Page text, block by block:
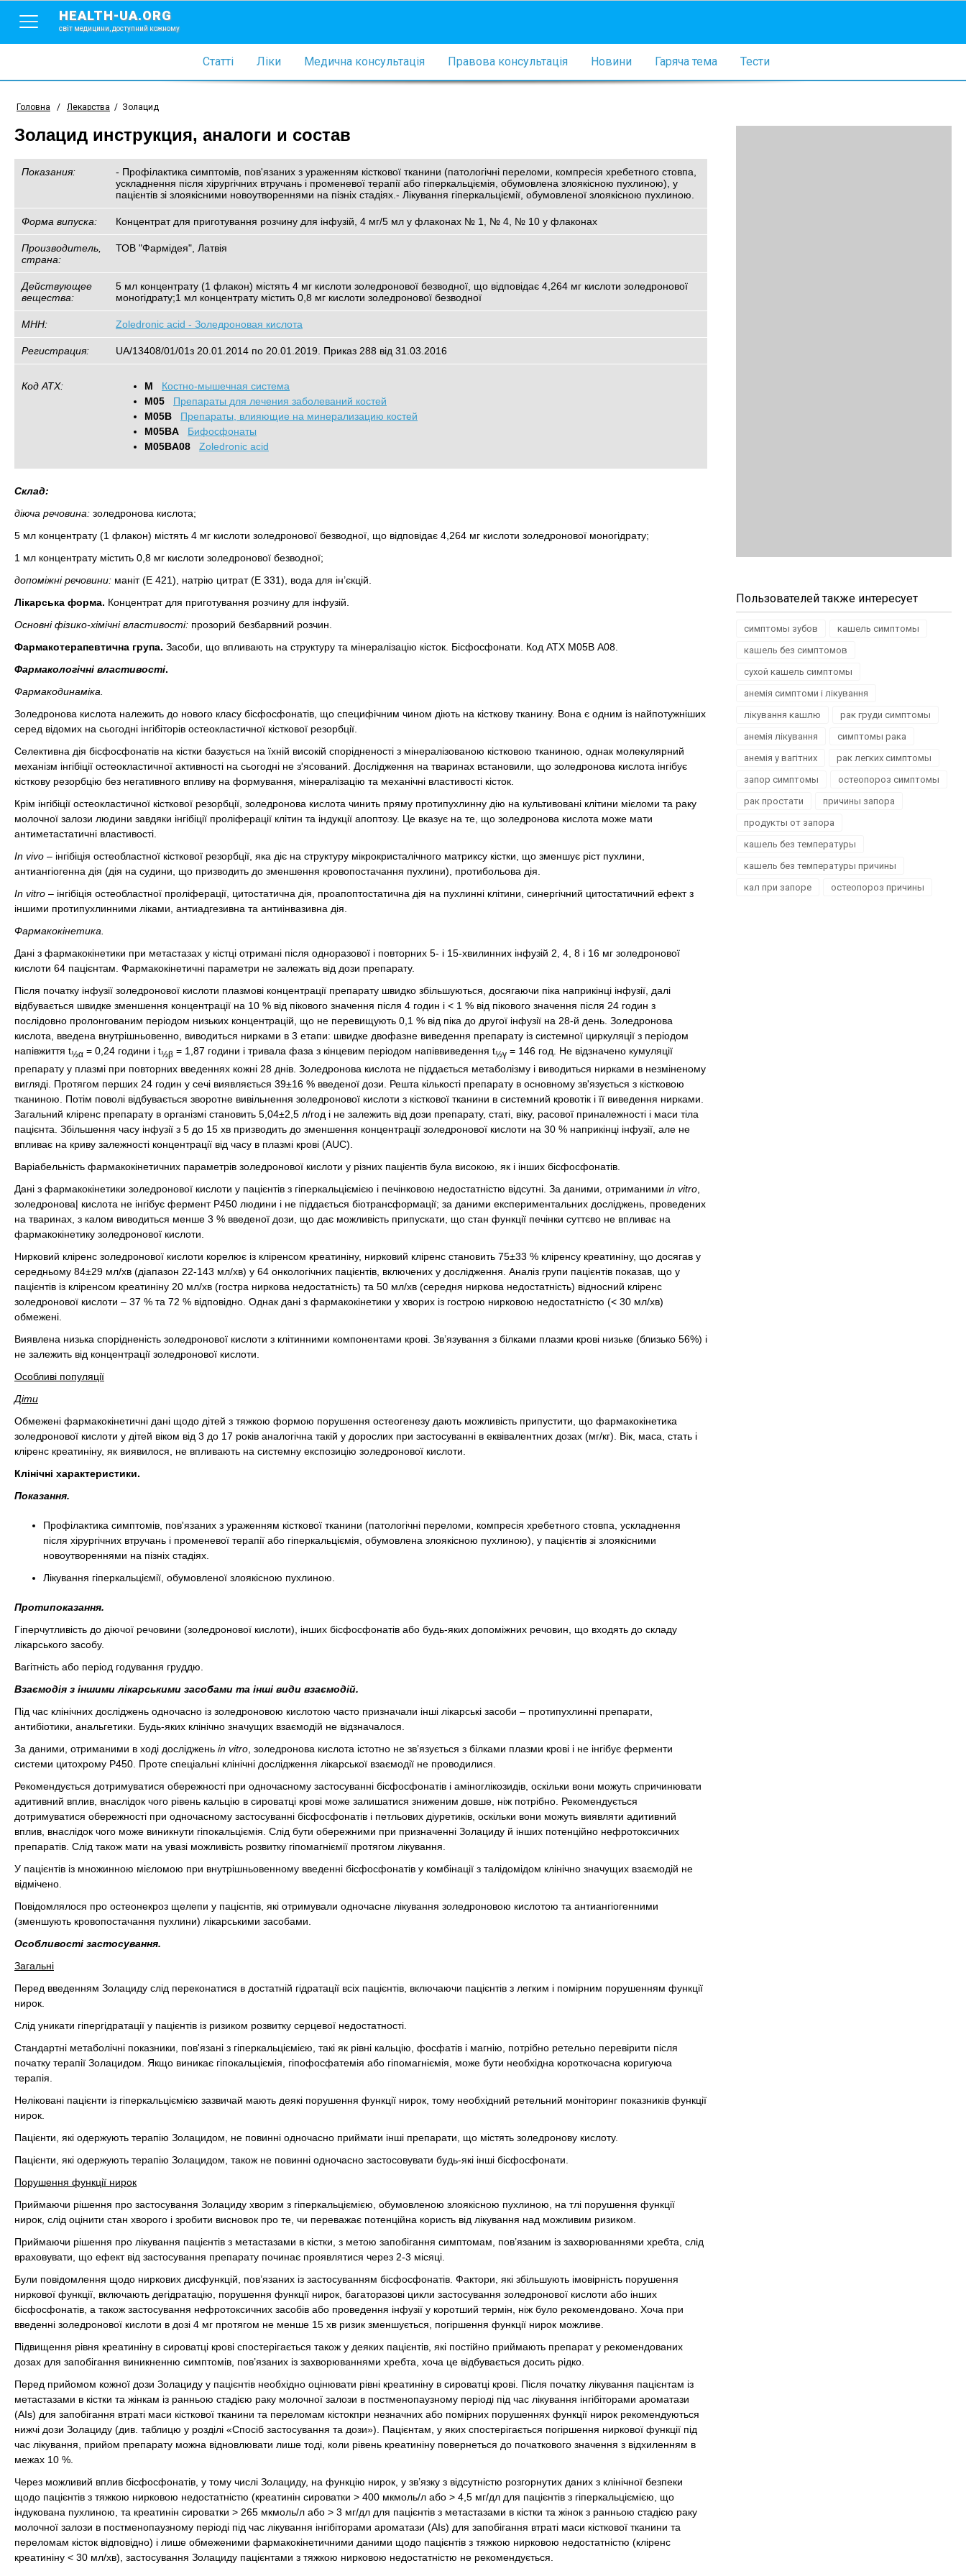
HEALTH-UA.ORG
світ медицини, доступний кожному
Статті Ліки Медична консультація Правова консультація Новини Гаряча тема Тести
Головна / Лекарства / Золацид
Золацид инструкция, аналоги и состав
Показания:
- Профілактика симптомів, пов'язаних з ураженням кісткової тканини (патологічні переломи, компресія хребетного стовпа,
ускладнення після хірургічних втручань і променевої терапії або гіперкальціємія, обумовлена злоякісною пухлиною), у
пацієнтів зі злоякісними новоутвореннями на пізніх стадіях.- Лікування гіперкальціємії, обумовленої злоякісною пухлиною.
Форма випуска: Концентрат для приготування розчину для інфузій, 4 мг/5 мл у флаконах № 1, № 4, № 10 у флаконах
Производитель,
страна:
ТОВ "Фармідея", Латвія
Действующее
вещества:
5 мл концентрату (1 флакон) містять 4 мг кислоти золедронової безводної, що відповідає 4,264 мг кислоти золедронової
моногідрату;1 мл концентрату містить 0,8 мг кислоти золедронової безводної
МНН: Zoledronic acid - Золедроновая кислота
Регистрация: UA/13408/01/01з 20.01.2014 по 20.01.2019. Приказ 288 від 31.03.2016
Код АТХ: M
Костно-мышечная система
M05
Препараты для лечения заболеваний костей
M05B
Препараты, влияющие на минерализацию костей
M05BA
Бифосфонаты
M05BA08
Zoledronic acid
Склад:
діюча речовина: золедронова кислота;
5 мл концентрату (1 флакон) містять 4 мг кислоти золедронової безводної, що відповідає 4,264 мг кислоти золедронової моногідрату;
1 мл концентрату містить 0,8 мг кислоти золедронової безводної;
допоміжні речовини: маніт (E 421), натрію цитрат (Е 331), вода для ін’єкцій.
Лікарська форма. Концентрат для приготування розчину для інфузій.
Основні фізико-хімічні властивості: прозорий безбарвний розчин.
Фармакотерапевтична група. Засоби, що впливають на структуру та мінералізацію кісток. Бісфосфонати. Код АТХ М05В А08.
Фармакологічні властивості.
Фармакодинаміка.
Золедронова кислота належить до нового класу бісфосфонатів, що специфічним чином діють на кісткову тканину. Вона є одним із найпотужніших
серед відомих на сьогодні інгібіторів остеокластичної кісткової резорбції.
Селективна дія бісфосфонатів на кістки базується на їхній високій спорідненості з мінералізованою кістковою тканиною, однак молекулярний
механізм інгібіції остеокластичної активності на сьогодні не з'ясований. Дослідження на тваринах встановили, що золедронова кислота інгібує
кісткову резорбцію без негативного впливу на формування, мінералізацію та механічні властивості кісток.
Крім інгібіції остеокластичної кісткової резорбції, золедронова кислота чинить пряму протипухлинну дію на культивовані клітини мієломи та раку
молочної залози людини завдяки інгібіції проліферації клітин та індукції апоптозу. Це вказує на те, що золедронова кислота може мати
антиметастатичні властивості.
In vivo – інгібіція остеобластної кісткової резорбції, яка діє на структуру мікрокристалічного матриксу кістки, що зменшує ріст пухлини,
антиангіогенна дія (дія на судини, що призводить до зменшення кровопостачання пухлини), протибольова дія.
In vitro – інгібіція остеобластної проліферації, цитостатична дія, проапоптостатична дія на пухлинні клітини, синергічний цитостатичний ефект з
іншими протипухлинними ліками, антиадгезивна та антиінвазивна дія.
Фармакокінетика.
Дані з фармакокінетики при метастазах у кістці отримані після одноразової і повторних 5- і 15-хвилинних інфузій 2, 4, 8 і 16 мг золедронової
кислоти 64 пацієнтам. Фармакокінетичні параметри не залежать від дози препарату.
Після початку інфузії золедронової кислоти плазмові концентрації препарату швидко збільшуються, досягаючи піка наприкінці інфузії, далі
відбувається швидке зменшення концентрації на 10 % від пікового значення після 4 годин і < 1 % від пікового значення після 24 годин з
послідовно пролонгованим періодом низьких концентрацій, що не перевищують 0,1 % від піка до другої інфузії на 28-й день. Золедронова
кислота, введена внутрішньовенно, виводиться нирками в 3 етапи: швидке двофазне виведення препарату із системної циркуляції з періодом
напівжиття t½α = 0,24 години і t½β = 1,87 години і тривала фаза з кінцевим періодом напіввиведення t½γ = 146 год. Не відзначено кумуляції
препарату у плазмі при повторних введеннях кожні 28 днів. Золедронова кислота не піддається метаболізму і виводиться нирками в незміненому
вигляді. Протягом перших 24 годин у сечі виявляється 39±16 % введеної дози. Решта кількості препарату в основному зв'язується з кістковою
тканиною. Потім поволі відбувається зворотне вивільнення золедронової кислоти з кісткової тканини в системний кровотік і її виведення нирками.
Загальний кліренс препарату в організмі становить 5,04±2,5 л/год і не залежить від дози препарату, статі, віку, расової приналежності і маси тіла
пацієнта. Збільшення часу інфузії з 5 до 15 хв призводить до зменшення концентрації золедронової кислоти на 30 % наприкінці інфузії, але не
впливає на криву залежності концентрації від часу в плазмі крові (AUC).
Варіабельність фармакокінетичних параметрів золедронової кислоти у різних пацієнтів була високою, як і інших бісфосфонатів.
Дані з фармакокінетики золедронової кислоти у пацієнтів з гіперкальціємією і печінковою недостатністю відсутні. За даними, отриманими in vitro
золедронова| кислота не інгібує фермент Р450 людини і не піддається біотрансформації; за даними експериментальних досліджень, проведених
на тваринах, з калом виводиться менше 3 % введеної дози, що дає можливість припускати, що стан функції печінки суттєво не впливає на
фармакокінетику золедронової кислоти.
Нирковий кліренс золедронової кислоти корелює із кліренсом креатиніну, нирковий кліренс становить 75±33 % кліренсу креатиніну, що досягав у
середньому 84±29 мл/хв (діапазон 22-143 мл/хв) у 64 онкологічних пацієнтів, включених у дослідження. Аналіз групи пацієнтів показав, що у
пацієнтів із кліренсом креатиніну 20 мл/хв (гостра ниркова недостатність) та 50 мл/хв (середня ниркова недостатність) відносний кліренс
золедронової кислоти – 37 % та 72 % відповідно. Однак дані з фармакокінетики у хворих із гострою нирковою недостатністю (< 30 мл/хв)
обмежені.
Виявлена низька спорідненість золедронової кислоти з клітинними компонентами крові. Зв’язування з білками плазми крові низьке (близько 56%) і
не залежить від концентрації золедронової кислоти.
Особливі популяції
Діти
Обмежені фармакокінетичні дані щодо дітей з тяжкою формою порушення остеогенезу дають можливість припустити, що фармакокінетика
золедронової кислоти у дітей віком від 3 до 17 років аналогічна такій у дорослих при застосуванні в еквівалентних дозах (мг/кг). Вік, маса, стать і
кліренс креатиніну, як виявилося, не впливають на системну експозицію золедронової кислоти.
Клінічні характеристики.
Показання.
Профілактика симптомів, пов'язаних з ураженням кісткової тканини (патологічні переломи, компресія хребетного стовпа, ускладнення
після хірургічних втручань і променевої терапії або гіперкальціємія, обумовлена злоякісною пухлиною), у пацієнтів зі злоякісними
новоутвореннями на пізніх стадіях.
Лікування гіперкальціємії, обумовленої злоякісною пухлиною.
Протипоказання.
Гіперчутливість до діючої речовини (золедронової кислоти), інших бісфосфонатів або будь-яких допоміжних речовин, що входять до складу
лікарського засобу.
Вагітність або період годування груддю.
Взаємодія з іншими лікарськими засобами та інші види взаємодій.
Під час клінічних досліджень одночасно із золедроновою кислотою часто призначали інші лікарські засоби – протипухлинні препарати,
антибіотики, анальгетики. Будь-яких клінічно значущих взаємодій не відзначалося.
За даними, отриманими в ході досліджень in vitro , золедронова кислота істотно не зв’язується з білками плазми крові і не інгібує ферменти
системи цитохрому Р450. Проте спеціальні клінічні дослідження лікарської взаємодії не проводилися.
Рекомендується дотримуватися обережності при одночасному застосуванні бісфосфонатів і аміноглікозидів, оскільки вони можуть спричинювати
адитивний вплив, внаслідок чого рівень кальцію в сироватці крові може залишатися зниженим довше, ніж потрібно. Рекомендується
дотримуватися обережності при одночасному застосуванні бісфосфонатів і петльових діуретиків, оскільки вони можуть виявляти адитивний
вплив, внаслідок чого може виникнути гіпокальціємія. Слід бути обережними при призначенні Золациду й інших потенційно нефротоксичних
препаратів. Слід також мати на увазі можливість розвитку гіпомагніємії протягом лікування.
У пацієнтів із множинною мієломою при внутрішньовенному введенні бісфосфонатів у комбінації з талідомідом клінічно значущих взаємодій не
відмічено.
Повідомлялося про остеонекроз щелепи у пацієнтів, які отримували одночасне лікування золедроновою кислотою та антиангіогенними
(зменшують кровопостачання пухлини) лікарськими засобами.
Особливості застосування.
Загальні
Перед введенням Золациду слід переконатися в достатній гідратації всіх пацієнтів, включаючи пацієнтів з легким і помірним порушенням функції
нирок.
Слід уникати гіпергідратації у пацієнтів із ризиком розвитку серцевої недостатності.
Стандартні метаболічні показники, пов'язані з гіперкальціємією, такі як рівні кальцію, фосфатів і магнію, потрібно ретельно перевірити після
початку терапії Золацидом. Якщо виникає гіпокальціємія, гіпофосфатемія або гіпомагніємія, може бути необхідна короткочасна коригуюча
терапія.
Неліковані пацієнти із гіперкальціємією зазвичай мають деякі порушення функції нирок, тому необхідний ретельний моніторинг показників функції
нирок.
Пацієнти, які одержують терапію Золацидом, не повинні одночасно приймати інші препарати, що містять золедронову кислоту.
Пацієнти, які одержують терапію Золацидом, також не повинні одночасно застосовувати будь-які інші бісфосфонати.
Порушення функції нирок
Приймаючи рішення про застосування Золациду хворим з гіперкальціємією, обумовленою злоякісною пухлиною, на тлі порушення функції
нирок, слід оцінити стан хворого і зробити висновок про те, чи переважає потенційна користь від лікування над можливим ризиком.
Приймаючи рішення про лікування пацієнтів з метастазами в кістки, з метою запобігання симптомам, пов’язаним із захворюваннями хребта, слід
враховувати, що ефект від застосування препарату починає проявлятися через 2-3 місяці.
Були повідомлення щодо ниркових дисфункцій, пов’язаних із застосуванням бісфосфонатів. Фактори, які збільшують імовірність порушення
ниркової функції, включають дегідратацію, порушення функції нирок, багаторазові цикли застосування золедронової кислоти або інших
бісфосфонатів, а також застосування нефротоксичних засобів або проведення інфузії у коротший термін, ніж було рекомендовано. Хоча при
введенні золедронової кислоти в дозі 4 мг протягом не менше 15 хв ризик зменшується, погіршення функції нирок можливе.
Підвищення рівня креатиніну в сироватці крові спостерігається також у деяких пацієнтів, які постійно приймають препарат у рекомендованих
дозах для запобігання виникненню симптомів, пов’язаних із захворюваннями хребта, хоча це відбувається досить рідко.
Перед прийомом кожної дози Золациду у пацієнтів необхідно оцінювати рівні креатиніну в сироватці крові. Після початку лікування пацієнтам із
метастазами в кістки та жінкам із ранньою стадією раку молочної залози в постменопаузному періоді під час лікування інгібіторами ароматази
(AIs) для запобігання втраті маси кісткової тканини та переломам кістокпри незначних або помірних порушеннях функції нирок рекомендуються
нижчі дози Золациду (див. таблицю у розділі «Спосіб застосування та дози»). Пацієнтам, у яких спостерігається погіршення ниркової функції під
час лікування, прийом препарату можна відновлювати лише тоді, коли рівень креатиніну повернеться до початкового значення з відхиленням в
межах 10 %.
Через можливий вплив бісфосфонатів, у тому числі Золациду, на функцію нирок, у зв’язку з відсутністю розгорнутих даних з клінічної безпеки
щодо пацієнтів з тяжкою нирковою недостатністю (креатинін сироватки > 400 мкмоль/л або > 4,5 мг/дл для пацієнтів з гіперкальціємією, що
індукована пухлиною, та креатинін сироватки > 265 мкмоль/л або > 3 мг/дл для пацієнтів з метастазами в кістки та жінок з ранньою стадією раку
молочної залози в постменопаузному періоді під час лікування інгібіторами ароматази (AIs) для запобігання втраті маси кісткової тканини та
переломам кісток відповідно) і лише обмеженими фармакокінетичними даними щодо пацієнтів з тяжкою нирковою недостатністю (кліренс
креатиніну < 30 мл/хв), застосування Золациду пацієнтами з тяжкою нирковою недостатністю не рекомендується.
Пользователей также интересует
симптомы зубов
кашель симптомы
кашель без симптомов
сухой кашель симптомы
анемія симптоми і лікування
лікування кашлю
рак груди симптомы
анемія лікування
симптомы рака
анемія у вагітних
рак легких симптомы
запор симптомы
остеопороз симптомы
рак простати
причины запора
продукты от запора
кашель без температуры
кашель без температуры причины
кал при запоре
остеопороз причины